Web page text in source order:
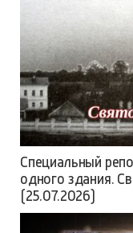
Специальный
одного здания.
(25.07.2026)